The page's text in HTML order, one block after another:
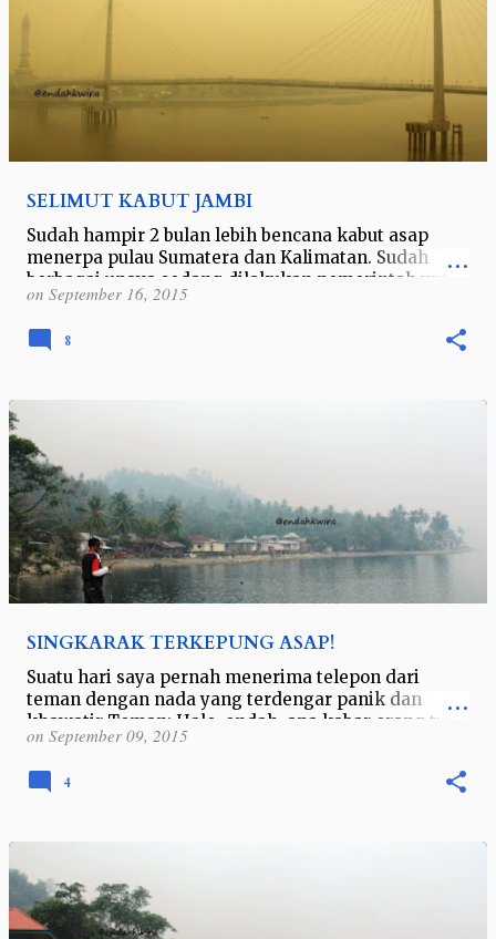
SELIMUT KABUT JAMBI
Sudah hampir 2 bulan lebih bencana kabut asap
menerpa pulau Sumatera dan Kalimatan. Sudah
berbagai upaya sedang dilakukan pemerintah untuk
mengatasinya. Namun, sepertinya memang b…
on September 16, 2015
8
SINGKARAK TERKEPUNG ASAP!
Suatu hari saya pernah menerima telepon dari
teman dengan nada yang terdengar panik dan
khawatir Teman: Halo, endah, apa kabar orang tua
kamu disana??? *terdengar panik* Saya :…
on September 09, 2015
4